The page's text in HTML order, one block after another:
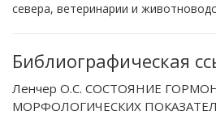
севера, ветеринарии и
Библиографическая
Ленчер О.С. СОСТОЯНИЕ
МОРФОЛОГИЧЕСКИХ